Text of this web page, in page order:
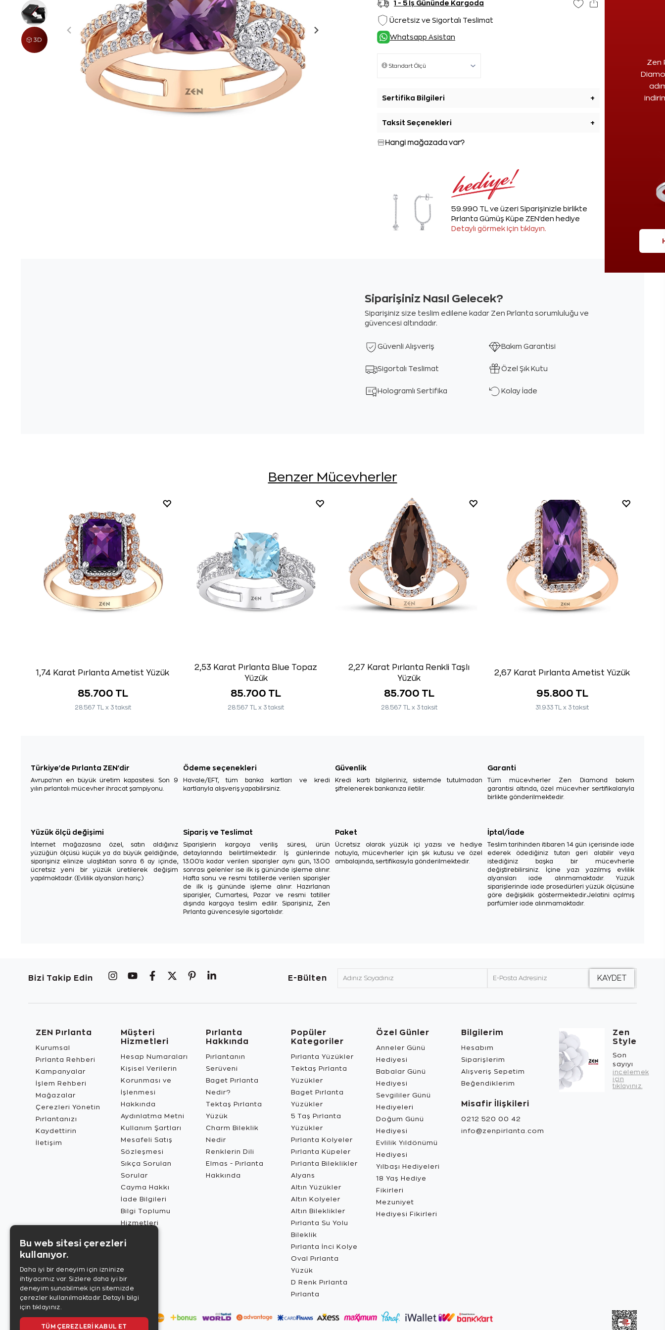
Zen
1 - 5 İş Gününde Kargoda
Ücretsiz ve Sigortalı Teslimat
Whatsapp Asistan
Sertifika Bilgileri +
Taksit Seçenekleri +
Hangi mağazada var?
59.990 TL ve üzeri Siparişinizle birlikte
Pırlanta Gümüş Küpe ZEN'den hediye
Detaylı görmek için tıklayın.
Siparişiniz Nasıl Gelecek?
Siparişiniz size teslim edilene kadar Zen Pırlanta sorumluluğu ve
güvencesi altındadır.
Güvenli Alışveriş Bakım Garantisi
Sigortalı Teslimat Özel Şık Kutu
Hologramlı Sertifika Kolay İade
Benzer Mücevherler
1,74 Karat Pırlanta Ametist Yüzük
85.700 TL
28.567 TL x 3 taksit
2,53 Karat Pırlanta Blue Topaz
Yüzük
85.700 TL
28.567 TL x 3 taksit
2,27 Karat Pırlanta Renkli Taşlı
Yüzük
85.700 TL
28.567 TL x 3 taksit
2,67 Karat Pırlanta Ametist Yüzük
95.800 TL
31.933 TL x 3 taksit
Türkiye'de Pırlanta ZEN'dir
Avrupa'nın en büyük üretim kapasitesi. Son 9
yılın pırlantalı mücevher ihracat şampiyonu.
Ödeme seçenekleri
Havale/EFT, tüm banka kartları ve kredi
kartlarıyla alışveriş yapabilirsiniz.
Güvenlik
Kredi kartı bilgileriniz, sistemde tutulmadan
şifrelenerek bankanıza iletilir.
Garanti
Tüm mücevherler Zen Diamond bakım
garantisi altında, özel mücevher sertifikalarıyla
birlikte gönderilmektedir.
Yüzük ölçü değişimi
İnternet mağazasına özel, satın aldığınız
yüzüğün ölçüsü küçük ya da büyük geldiğinde,
siparişiniz elinize ulaştıktan sonra 6 ay içinde,
ücretsiz yeni bir yüzük üretilerek değişim
yapılmaktadır. (Evlilik alyansları hariç.)
Sipariş ve Teslimat
Siparişlerin kargoya veriliş süresi, ürün
detaylarında belirtilmektedir. İş günlerinde
13.00'a kadar verilen siparişler aynı gün, 13.00
sonrası gelenler ise ilk iş gününde işleme alınır.
Hafta sonu ve resmi tatillerde verilen siparişler
de ilk iş gününde işleme alınır. Hazırlanan
siparişler, Cumartesi, Pazar ve resmi tatiller
dışında kargoya teslim edilir. Siparişiniz, Zen
Pırlanta güvencesiyle sigortalıdır.
Paket
Ücretsiz olarak yüzük içi yazısı ve hediye
notuyla, mücevherler için şık kutusu ve özel
ambalajında, sertifikasıyla gönderilmektedir.
İptal/İade
Teslim tarihinden itibaren 14 gün içerisinde iade
ederek ödediğiniz tutarı geri alabilir veya
istediğiniz başka bir mücevherle
değiştirebilirsiniz. İçine yazı yazılmış evlilik
alyansları iade alınmamaktadır. Yüzük
siparişlerinde iade prosedürleri yüzük ölçüsüne
göre değişiklik göstermektedir.Jelatini açılmış
parfümler iade alınmamaktadır.
Bizi Takip Edin E-Bülten
ZEN Pırlanta
Kurumsal
Pırlanta Rehberi
Kampanyalar
İşlem Rehberi
Mağazalar
Çerezleri Yönetin
Pırlantanızı
Kaydettirin
İletişim
Müşteri
Hizmetleri
Hesap Numaraları
Kişisel Verilerin
Korunması ve
İşlenmesi
Hakkında
Aydınlatma Metni
Kullanım Şartları
Mesafeli Satış
Sözleşmesi
Sıkça Sorulan
Sorular
Cayma Hakkı
İade Bilgileri
Bilgi Toplumu
Hizmetleri
Pırlanta
Hakkında
Pırlantanın
Serüveni
Baget Pırlanta
Nedir?
Tektaş Pırlanta
Yüzük
Charm Bileklik
Nedir
Renklerin Dili
Elmas - Pırlanta
Hakkında
Popüler
Kategoriler
Pırlanta Yüzükler
Tektaş Pırlanta
Yüzükler
Baget Pırlanta
Yüzükler
5 Taş Pırlanta
Yüzükler
Pırlanta Kolyeler
Pırlanta Küpeler
Pırlanta Bileklikler
Alyans
Altın Yüzükler
Altın Kolyeler
Altın Bileklikler
Pırlanta Su Yolu
Bileklik
Pırlanta İnci Kolye
Oval Pırlanta
Yüzük
D Renk Pırlanta
Pırlanta
Özel Günler
Anneler Günü
Hediyesi
Babalar Günü
Hediyesi
Sevgililer Günü
Hediyeleri
Doğum Günü
Hediyesi
Evlilik Yıldönümü
Hediyesi
Yılbaşı Hediyeleri
18 Yaş Hediye
Fikirleri
Mezuniyet
Hediyesi Fikirleri
Bilgilerim
Hesabım
Siparişlerim
Alışveriş Sepetim
Beğendiklerim
Misafir İlişkileri
0212 520 00 42
info@zenpirlanta.com
Zen
Style
Son
sayıyı
incelemek
için
tıklayınız.
Bu web sitesi çerezleri
kullanıyor.
Daha iyi bir deneyim için izninize
ihtiyacımız var. Sizlere daha iyi bir
deneyim sunabilmek için sitemizde
çerezler kullanılmaktadır. Detaylı bilgi
için tıklayınız.
TÜM ÇEREZLERI KABUL ET